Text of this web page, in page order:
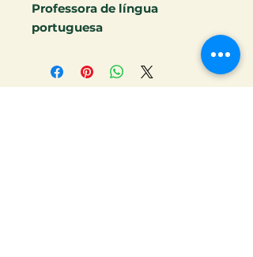
Professora de língua
portuguesa